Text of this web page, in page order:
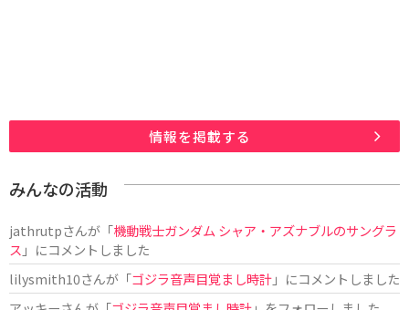
情報を掲載する
みんなの活動
jathrutpさんが「機動戦士ガンダム シャア・アズナブルのサングラ
ス 」にコメントしました
lilysmith10さんが「ゴジラ音声目覚まし時計」にコメントしました